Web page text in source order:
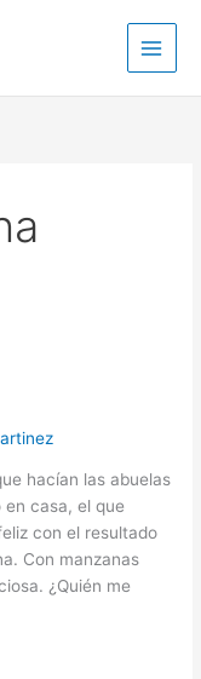
hacían las abuelas
casa, el que
con el resultado
Con manzanas
¿Quién me